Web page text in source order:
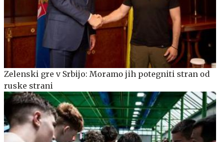
Zelenski gre v Srbijo: Moramo jih potegniti stran od
ruske strani